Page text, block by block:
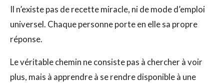
Il n’existe pas de recette miracle, ni de mode d’emploi
universel. Chaque personne porte en elle sa propre
réponse.
Le véritable chemin ne consiste pas à chercher à voir
plus, mais à apprendre à se rendre disponible à une